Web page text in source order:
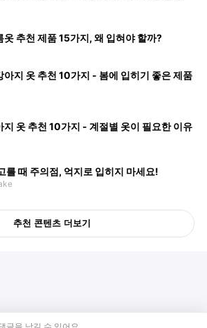
옷 추천 제품 15가지, 왜 입혀야 할까?
아지 옷 추천 10가지 - 봄에 입히기 좋은 제품
지 옷 추천 10가지 - 계절별 옷이 필요한 이유
를 때 주의점, 억지로 입히지 마세요!
추천 콘텐츠 더보기